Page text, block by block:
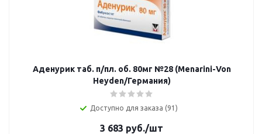
Аденурик таб. п/пл. об. 80мг №28 (Menarini-Von
Heyden/Германия)
Доступно для заказа (91)
3 683 руб./шт